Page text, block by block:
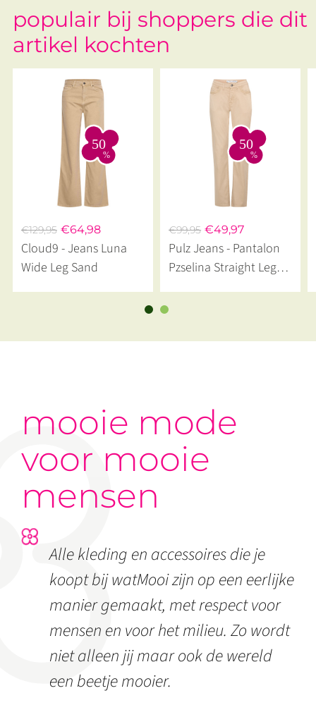
populair bij shoppers die dit
artikel kochten
€129,95 €64,98
Cloud9 - Jeans Luna
Wide Leg Sand
€99,95 €49,97
Pulz Jeans - Pantalon
Pzselina Straight Leg
mooie mode
voor mooie
mensen
Alle kleding en accessoires die je
koopt bij watMooi zijn op een eerlijke
manier gemaakt, met respect voor
mensen en voor het milieu. Zo wordt
niet alleen jij maar ook de wereld
een beetje mooier.